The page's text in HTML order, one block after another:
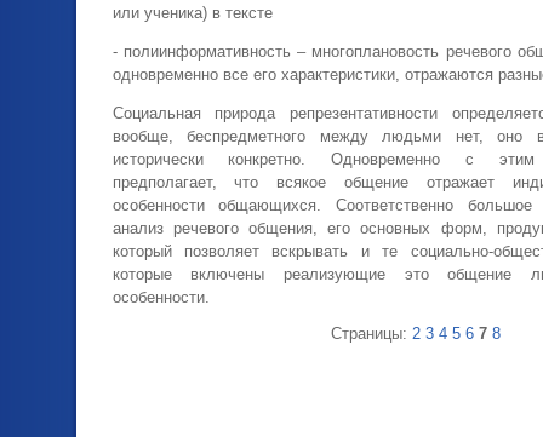
или ученика) в тексте
- полиинформативность – многоплановость речевого
одновременно все его характеристики, отражаются
Социальная природа репрезентативности
вообще, беспредметного между людьми нет, оно
исторически конкретно. Одновременно с этим
предполагает, что всякое общение отражает
особенности общающихся. Соответственно большое
анализ речевого общения, его основных форм,
который позволяет вскрывать и те социально-
которые включены реализующие это общение
особенности.
Страницы: 2 3 4 5 6 7 8